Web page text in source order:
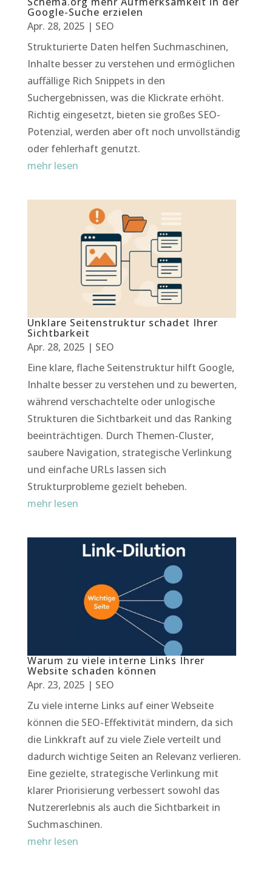
Google-Suche erzielen
Apr. 28, 2025 | SEO
Strukturierte Daten helfen Suchmaschinen,
Inhalte besser zu verstehen und ermöglichen
auffällige Rich Snippets in den
Suchergebnissen, was die Klickrate erhöht.
Richtig eingesetzt, bieten sie großes SEO-
Potenzial, werden aber oft noch unvollständig
oder fehlerhaft genutzt.
mehr lesen
Unklare Seitenstruktur schadet Ihrer
Sichtbarkeit
Apr. 28, 2025 | SEO
Eine klare, flache Seitenstruktur hilft Google,
Inhalte besser zu verstehen und zu bewerten,
während verschachtelte oder unlogische
Strukturen die Sichtbarkeit und das Ranking
beeinträchtigen. Durch Themen-Cluster,
saubere Navigation, strategische Verlinkung
und einfache URLs lassen sich
Strukturprobleme gezielt beheben.
mehr lesen
Warum zu viele interne Links Ihrer
Website schaden können
Apr. 23, 2025 | SEO
Zu viele interne Links auf einer Webseite
können die SEO-Effektivität mindern, da sich
die Linkkraft auf zu viele Ziele verteilt und
dadurch wichtige Seiten an Relevanz verlieren.
Eine gezielte, strategische Verlinkung mit
klarer Priorisierung verbessert sowohl das
Nutzererlebnis als auch die Sichtbarkeit in
Suchmaschinen.
mehr lesen